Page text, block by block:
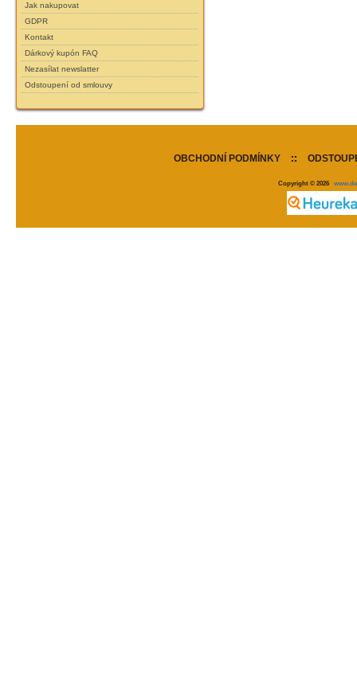
Jak nakupovat
GDPR
Kontakt
Dárkový kupón FAQ
Nezasílat newslatter
Odstoupení od smlouvy
OBCHODNÍ PODMÍNKY ::
Copyright © 2026